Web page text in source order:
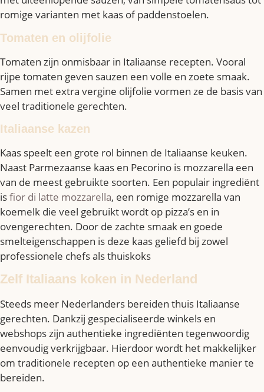
romige varianten met kaas of paddenstoelen.
Tomaten en olijfolie
Tomaten zijn onmisbaar in Italiaanse recepten. Vooral
rijpe tomaten geven sauzen een volle en zoete smaak.
Samen met extra vergine olijfolie vormen ze de basis van
veel traditionele gerechten.
Italiaanse kazen
Kaas speelt een grote rol binnen de Italiaanse keuken.
Naast Parmezaanse kaas en Pecorino is mozzarella een
van de meest gebruikte soorten. Een populair ingrediënt
isfior di latte mozzarella, een romige mozzarella van
koemelk die veel gebruikt wordt op pizza’s en in
ovengerechten. Door de zachte smaak en goede
smelteigenschappen is deze kaas geliefd bij zowel
professionele chefs als thuiskoks
Zelf Italiaans koken in Nederland
Steeds meer Nederlanders bereiden thuis Italiaanse
gerechten. Dankzij gespecialiseerde winkels en
webshops zijn authentieke ingrediënten tegenwoordig
eenvoudig verkrijgbaar. Hierdoor wordt het makkelijker
om traditionele recepten op een authentieke manier te
bereiden.